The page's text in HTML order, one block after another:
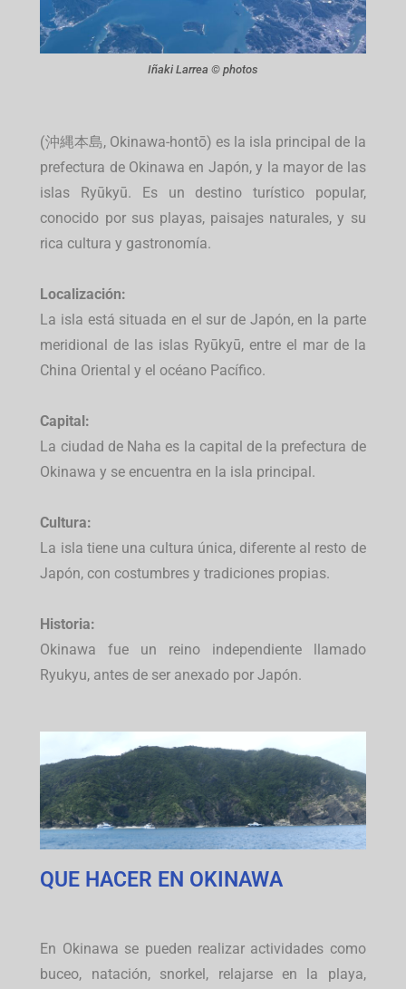
Iñaki Larrea © photos
(沖縄本島, Okinawa-hontō) es la isla principal de la
prefectura de Okinawa en Japón, y la mayor de las
islas Ryūkyū.
Es un destino turístico popular,
conocido por sus playas, paisajes naturales, y su
rica cultura y gastronomía.
Localización:
La isla está situada en el sur de Japón, en la parte
meridional de las islas Ryūkyū, entre el mar de la
China Oriental y el océano Pacífico.
Capital:
La ciudad de Naha es la capital de la prefectura de
Okinawa y se encuentra en la isla principal.
Cultura:
La isla tiene una cultura única, diferente al resto de
Japón, con costumbres y tradiciones propias.
Historia:
Okinawa fue un reino independiente llamado
Ryukyu, antes de ser anexado por Japón.
QUE HACER EN OKINAWA
En Okinawa se pueden realizar actividades como
buceo, natación, snorkel, relajarse en la playa,